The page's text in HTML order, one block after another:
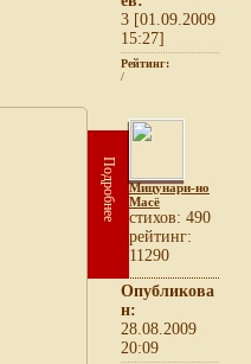
3 [01.09.2009
15:27]
Рейтинг:
/
Подробнее
Мицунари-но
Масё
cтихов: 490
рейтинг:
11290
Опубликова
н:
28.08.2009
20:09